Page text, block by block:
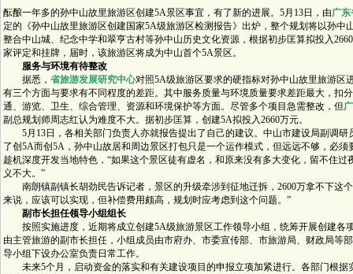
酝酿一年多的孙中山故里旅游区创建5A景区事宜，有了新的进展。5月13日，由广
定的《孙中山故里旅游区创建国家5A级旅游区检测报告》出炉，整个规划将以孙中
整合中山城、纪念中学和翠亨古村等孙中山历史文化资源，根据初步匡算拟投入
家评定和挂牌，届时，该旅游区将成为中山首个5A景区。
服务与环境有待整改
据悉， 省旅游发展研究中心对照5A级旅游区要求的硬指标对孙中山故里旅游区
有三个方面与要求有不同程度的差距。其中服务质量与环境质量要求差距最大，扣
通、游览、卫生、综合管理、资源和环境保护等方面。尽管多个项目急需整改，但
副总规划师周志红认为难度不大。据初步匡算，创建5A拟投入2660万元。
5月13日，各相关部门负责人亦就报告提出了自己的建议。中山市建设局副调研
了创5A而创5A，孙中山故居和周边景区打包只是一个运作模式，但远远不够，必须
趁机深度开发当地特色，“如果这个景区徒有虚名，和原来没有多大变化，留不住过
义不大。”
南朗镇副镇长胡劲民告诉记者，景区的升级牵涉到征地迁拆，2600万拿不下这
来说，应该可以实现，但补偿费用颇高，规划时应考虑到这个问题。”
副市长担任领导小组组长
按照实施进度，近期将成立创建5A级旅游景区工作领导小组，统筹开展创建各
由主管旅游的副市长担任，小组成员由市府办、市委宣传部、市旅游局、财政局等
导小组下设办公室负责日常工作。
未来5个月，启动资金的落实和有关建设项目的申报立项加紧进行。各部门根据